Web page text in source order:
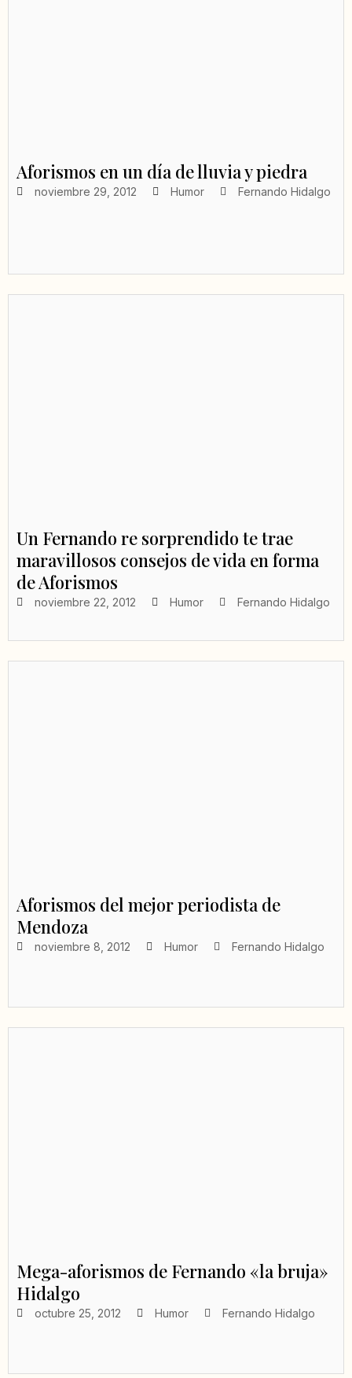
Aforismos en un día de lluvia y piedra
noviembre 29, 2012 Humor Fernando Hidalgo
Un Fernando re sorprendido te trae
maravillosos consejos de vida en forma
de Aforismos
noviembre 22, 2012 Humor Fernando Hidalgo
Aforismos del mejor periodista de
Mendoza
noviembre 8, 2012 Humor Fernando Hidalgo
Mega-aforismos de Fernando «la bruja»
Hidalgo
octubre 25, 2012 Humor Fernando Hidalgo